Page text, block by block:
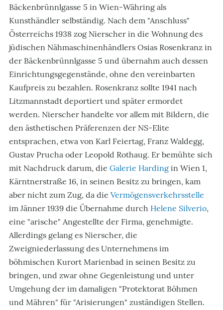
Bäckenbrünnlgasse 5 in Wien-Währing als
Kunsthändler selbständig. Nach dem "Anschluss"
Österreichs 1938 zog Nierscher in die Wohnung des
jüdischen Nähmaschinenhändlers Osias Rosenkranz in
der Bäckenbrünnlgasse 5 und übernahm auch dessen
Einrichtungsgegenstände, ohne den vereinbarten
Kaufpreis zu bezahlen. Rosenkranz sollte 1941 nach
Litzmannstadt deportiert und später ermordet
werden. Nierscher handelte vor allem mit Bildern, die
den ästhetischen Präferenzen der NS-Elite
entsprachen, etwa von Karl Feiertag, Franz Waldegg,
Gustav Prucha oder Leopold Rothaug. Er bemühte sich
mit Nachdruck darum, die Galerie Harding in Wien 1,
Kärntnerstraße 16, in seinen Besitz zu bringen, kam
aber nicht zum Zug, da die Vermögensverkehrsstelle
im Jänner 1939 die Übernahme durch Helene Silverio,
eine "arische" Angestellte der Firma, genehmigte.
Allerdings gelang es Nierscher, die
Zweigniederlassung des Unternehmens im
böhmischen Kurort Marienbad in seinen Besitz zu
bringen, und zwar ohne Gegenleistung und unter
Umgehung der im damaligen "Protektorat Böhmen
und Mähren" für "Arisierungen" zuständigen Stellen.